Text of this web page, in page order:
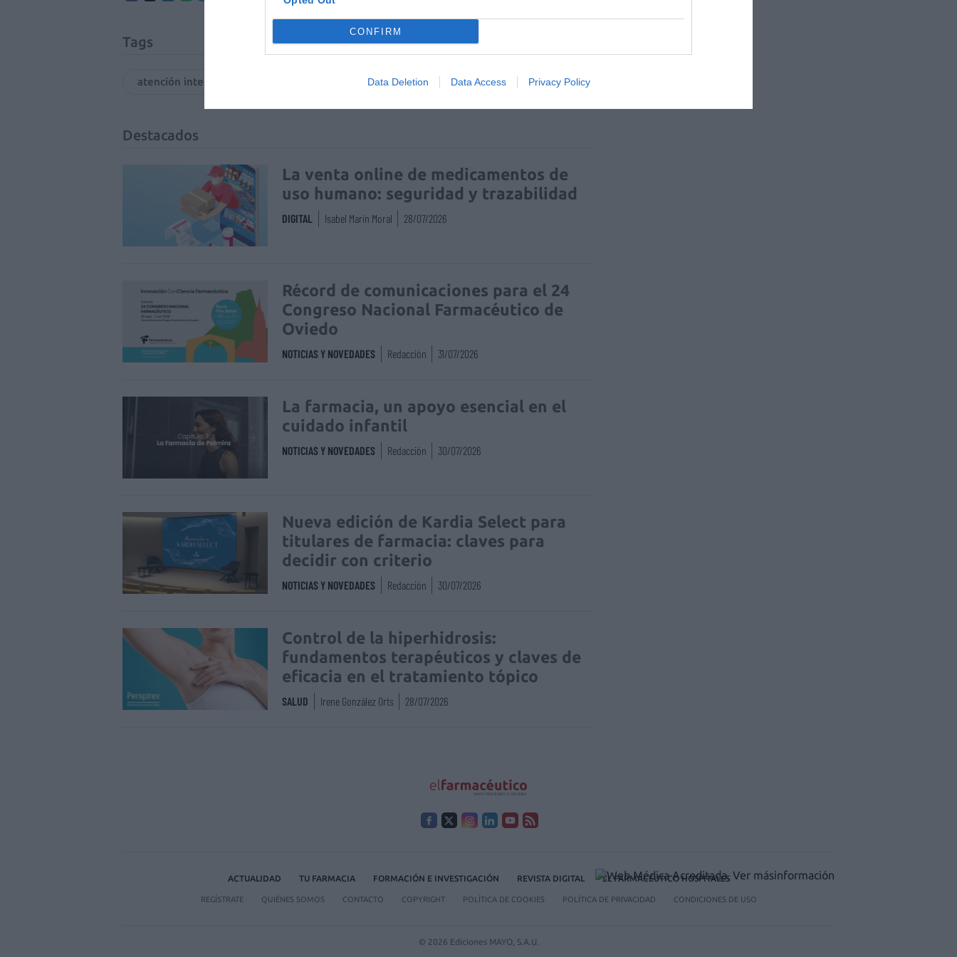
CONFIRM
Data Deletion Data Access Privacy Policy
Tags
atención integral
Destacados
La venta online de medicamentos de
uso humano: seguridad y trazabilidad
DIGITAL Isabel Marín Moral 28/07/2026
Récord de comunicaciones para el 24
Congreso Nacional Farmacéutico de
Oviedo
NOTICIAS Y NOVEDADES Redacción 31/07/2026
La farmacia, un apoyo esencial en el
cuidado infantil
NOTICIAS Y NOVEDADES Redacción 30/07/2026
Nueva edición de Kardia Select para
titulares de farmacia: claves para
decidir con criterio
NOTICIAS Y NOVEDADES Redacción 30/07/2026
Control de la hiperhidrosis:
fundamentos terapéuticos y claves de
eficacia en el tratamiento tópico
SALUD Irene González Orts 28/07/2026
ACTUALIDAD TU FARMACIA FORMACIÓN E INVESTIGACIÓN REVISTA DIGITAL EL FARMACÉUTICO HOSPITALES
REGÍSTRATE QUIÉNES SOMOS CONTACTO COPYRIGHT POLÍTICA DE COOKIES POLÍTICA DE PRIVACIDAD CONDICIONES DE USO
© 2026 Ediciones MAYO, S.A.U.